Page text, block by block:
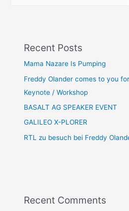
Recent Posts
Mama Nazare Is Pumping
Freddy Olander comes to you
Keynote / Workshop
BASALT AG SPEAKER EVENT
GALILEO X-PLORER
RTL zu besuch bei Freddy
Recent Comments